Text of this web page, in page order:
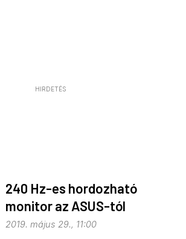
HIRDETÉS
240 Hz-es hordozható
monitor az ASUS-tól
2019. május 29., 11:00